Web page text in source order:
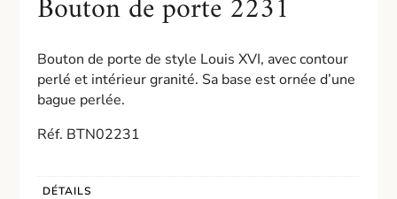
Bouton de porte de style Louis XVI, avec contour
perlé et intérieur granité. Sa base est ornée d’une
bague perlée.
Réf. BTN02231
DÉTAILS